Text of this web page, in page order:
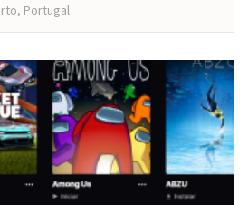
Portugal